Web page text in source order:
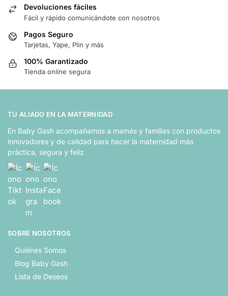
Devoluciones fáciles
Fácil y rápido comunicándote con nosotros
Pagos Seguro
Tarjetas, Yape, Plin y más
100% Garantizado
Tienda online segura
TU ALIADO EN LA MATERNIDAD
En Baby Gash acompañamos a mamás y familias con productos
innovadores y de calidad para hacer la maternidad más
práctica, segura y feliz
SOBRE NOSOTROS
Quiénes Somos
Blog Baby Gash
Lista de Deseos